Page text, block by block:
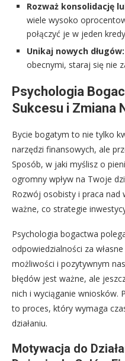
Rozważ konsolidację
wiele wysoko
połączyć je w jeden
Unikaj nowych długów:
obecnymi, staraj się nie
Psychologia
Sukcesu i Zmiana
Bycie bogatym to nie tylko
narzędzi finansowych, ale
Sposób, w jaki myślisz o
ogromny wpływ na Twoje
Rozwój osobisty i praca nad
ważne, co strategie
Psychologia bogactwa
odpowiedzialności za
możliwości i pozytywnym
błędów jest ważne, ale
nich i wyciąganie wniosków.
to proces, który wymaga
działaniu.
Motywacja do